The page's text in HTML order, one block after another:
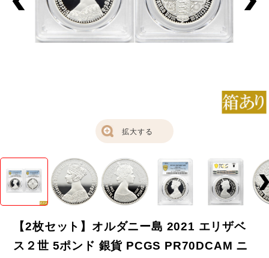
拡大する
【2枚セット】オルダニー島 2021 エリザベ
ス２世 5ポンド 銀貨 PCGS PR70DCAM ニ